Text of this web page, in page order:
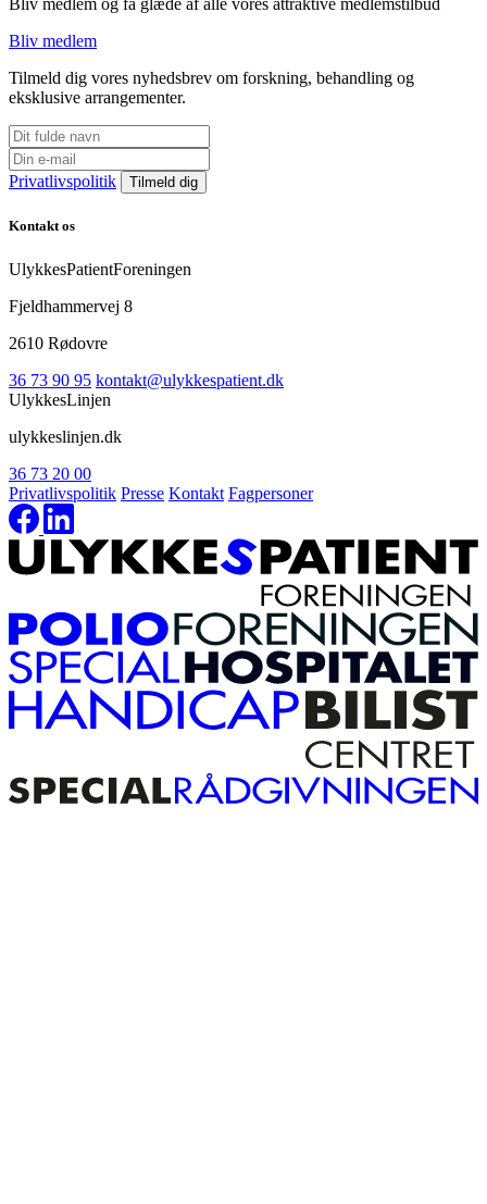
Bliv medlem og få glæde af alle vores attraktive medlemstilbud
Bliv medlem
Tilmeld dig vores nyhedsbrev om forskning, behandling og
eksklusive arrangementer.
Privatlivspolitik
Kontakt os
UlykkesPatientForeningen
Fjeldhammervej 8
2610 Rødovre
36 73 90 95 kontakt@ulykkespatient.dk
UlykkesLinjen
ulykkeslinjen.dk
36 73 20 00
Privatlivspolitik Presse Kontakt Fagpersoner